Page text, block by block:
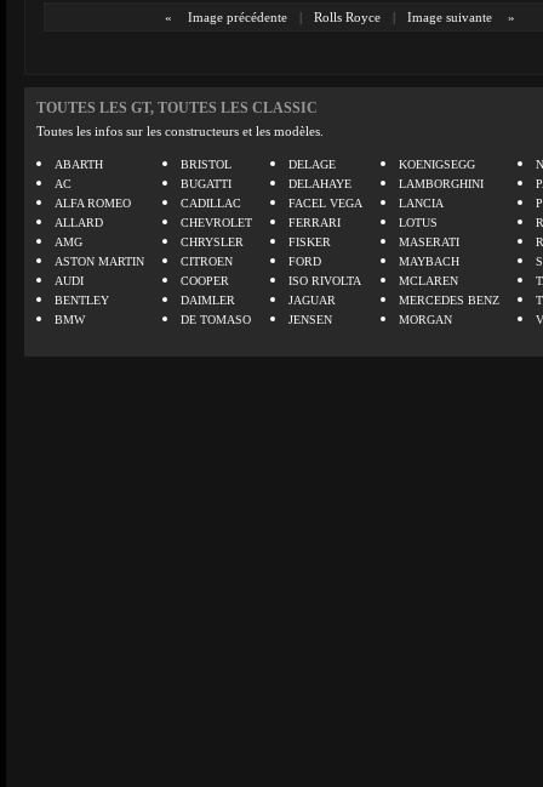
« Image précédente | Rolls Royce | Image suivante »
TOUTES LES GT, TOUTES LES CLASSIC
Toutes les infos sur les constructeurs et les modèles.
ABARTH
AC
ALFA ROMEO
ALLARD
AMG
ASTON MARTIN
AUDI
BENTLEY
BMW
BRISTOL
BUGATTI
CADILLAC
CHEVROLET
CHRYSLER
CITROEN
COOPER
DAIMLER
DE TOMASO
DELAGE
DELAHAYE
FACEL VEGA
FERRARI
FISKER
FORD
ISO RIVOLTA
JAGUAR
JENSEN
KOENIGSEGG
LAMBORGHINI
LANCIA
LOTUS
MASERATI
MAYBACH
MCLAREN
MERCEDES BENZ
MORGAN